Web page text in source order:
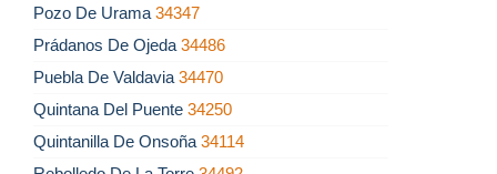
Pozo De Urama 34347
Prádanos De Ojeda 34486
Puebla De Valdavia 34470
Quintana Del Puente 34250
Quintanilla De Onsoña 34114